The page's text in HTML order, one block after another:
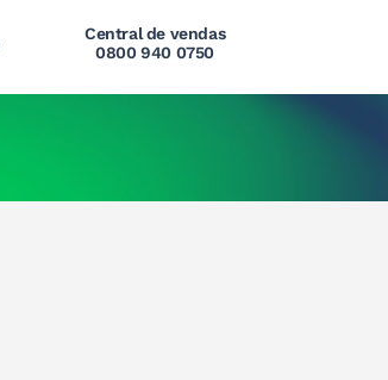
Central de vendas
0800 940 0750